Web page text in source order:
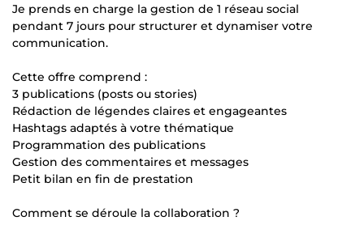
Je prends en charge la gestion de 1 réseau social
pendant 7 jours pour structurer et dynamiser votre
communication.
Cette offre comprend :
3 publications (posts ou stories)
Rédaction de légendes claires et engageantes
Hashtags adaptés à votre thématique
Programmation des publications
Gestion des commentaires et messages
Petit bilan en fin de prestation
Comment se déroule la collaboration ?